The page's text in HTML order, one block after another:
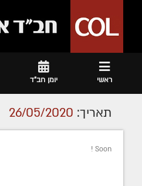
ראשי יומן חב"ד
תאריך: 26/05/2020
Soon !